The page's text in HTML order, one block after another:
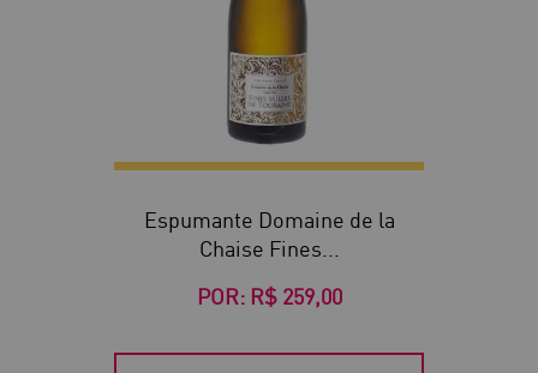
Espumante Domaine de la
Chaise Fines...
POR: R$ 259,00